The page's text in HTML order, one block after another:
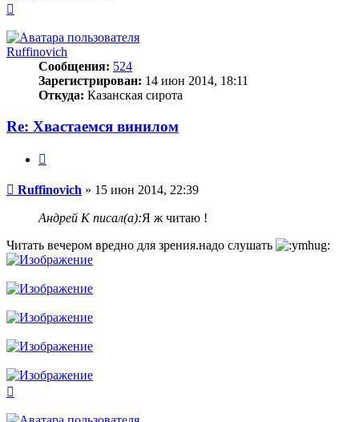
началу
Ruffinovich
Сообщения: 524
Зарегистрирован: 14 июн 2014, 18:11
Откуда: Казанская сирота
Re: Хвастаемся винилом
Сообщение
Ruffinovich » 15 июн 2014, 22:39
Андрей К писал(а):Я ж читаю !
Читать вечером вредно для зрения.надо слушать
началу